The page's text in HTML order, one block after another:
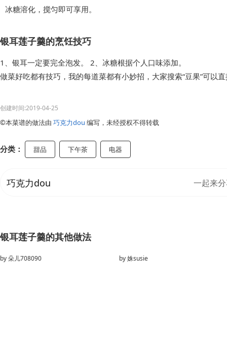
冰糖溶化，搅匀即可享用。
银耳莲子羹的烹饪技巧
1、银耳一定要完全泡发。 2、冰糖根据个人口味添加。
做菜好吃都有技巧，我的每道菜都有小妙招，大家搜索“豆果”可以
创建时间:2019-04-25
©本菜谱的做法由 巧克力dou 编写，未经授权不得转载
分类： 甜品 下午茶 电器
巧克力dou 一起来
银耳莲子羹的其他做法
by朵儿708090 by姝susie